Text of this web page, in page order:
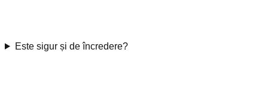
Este sigur și de încredere?